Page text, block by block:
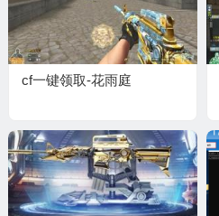
cf一键领取-花雨庭